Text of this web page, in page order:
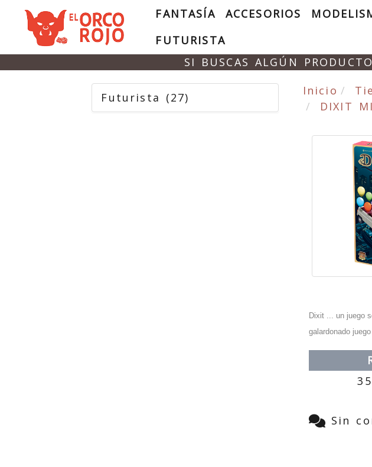
FANTASÍA ACCESORIOS
FUTURISTA
SI BUSCAS ALGÚN
Futurista (27) Inicio
DIXIT
Dixit ... un juego
galardonado
Sin